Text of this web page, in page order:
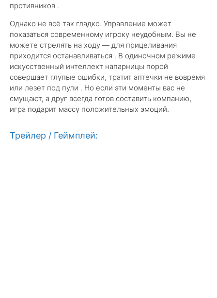
противников .
Однако не всё так гладко. Управление может
показаться современному игроку неудобным. Вы не
можете стрелять на ходу — для прицеливания
приходится останавливаться . В одиночном режиме
искусственный интеллект напарницы порой
совершает глупые ошибки, тратит аптечки не вовремя
или лезет под пули . Но если эти моменты вас не
смущают, а друг всегда готов составить компанию,
игра подарит массу положительных эмоций.
Трейлер / Геймплей: